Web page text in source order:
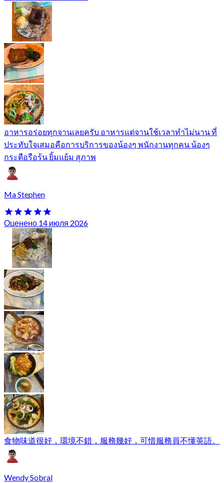
อาหารอร่อยทุกจานเลยครับ อาหารแต่จานใช้เวลาทำไม่นาน ที่
ประทับใจเสมอคือการบริการของน้องๆ พนักงานทุกคน น้องๆ
กระตือรือร้น ยิ้มแย้ม สุภาพ
Ma Stephen
Оценено 14 июля 2026
食物味道很好，環境不錯，服務幾好，可惜服務員不懂英語。
Wendy Sobral